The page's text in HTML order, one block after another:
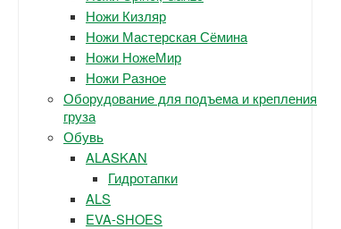
Ножи Кизляр
Ножи Мастерская Сёмина
Ножи НожеМир
Ножи Разное
Оборудование для подъема и крепления
груза
Обувь
ALASKAN
Гидротапки
ALS
EVA-SHOES